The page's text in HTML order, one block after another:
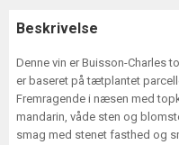
Beskrivelse
Denne vin er Buisson-Charles
er baseret på tætplantet
Fremragende i næsen med
mandarin, våde sten og
smag med stenet fasthed og